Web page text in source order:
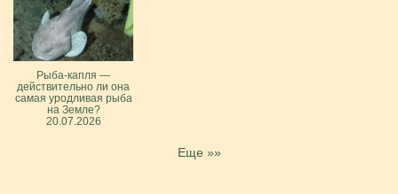
Рыба-капля —
действительно ли она
самая уродливая рыба
на Земле?
20.07.2026
Еще »»